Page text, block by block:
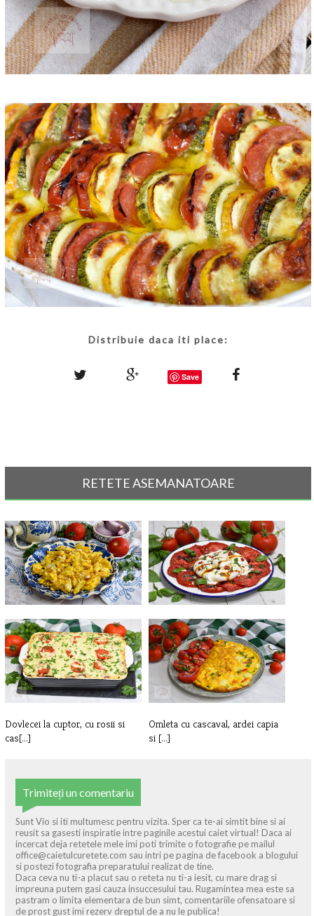
Distribuie daca iti place:
Save
RETETE ASEMANATOARE
Cartofi prajiti cu ou si branza
Burrata cu rosii deshidratate,
ulei[...]
Dovlecei la cuptor, cu rosii si
cas[...]
Omleta cu cascaval, ardei capia
si [...]
Trimiteți un comentariu
Sunt Vio si iti multumesc pentru vizita. Sper ca te-ai simtit bine si ai
reusit sa gasesti inspiratie intre paginile acestui caiet virtual! Daca ai
incercat deja retetele mele imi poti trimite o fotografie pe mailul
office@caietulcuretete.com sau intri pe pagina de facebook a blogului
si postezi fotografia preparatului realizat de tine.
Daca ceva nu ti-a placut sau o reteta nu ti-a iesit, cu mare drag si
impreuna putem gasi cauza insuccesului tau. Rugamintea mea este sa
pastram o limita elementara de bun simt, comentariile ofensatoare si
de prost gust imi rezerv dreptul de a nu le publica!